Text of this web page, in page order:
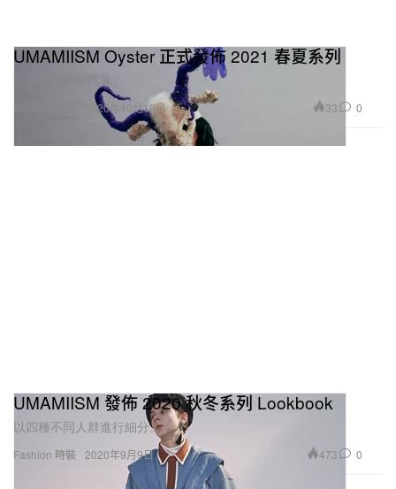
UMAMIISM Oyster 正式發佈 2021 春夏系列
「失樂園遊牧民族」
2020年10月19日 33 0
Fashion 時裝
UMAMIISM 發佈 2020 秋冬系列 Lookbook
以四種不同人群進行細分。
2020年9月9日 473 0